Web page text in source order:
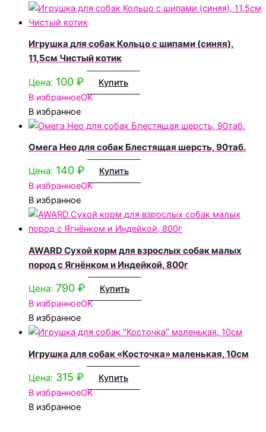
Игрушка для собак Кольцо с шипами (синяя),
11,5см Чистый котик
Цена: 100 ₽
Купить
В избранноеOK
В избранное
Омега Нео для собак Блестящая шерсть, 90таб.
Цена: 140 ₽
Купить
В избранноеOK
В избранное
AWARD Сухой корм для взрослых собак малых
пород с Ягнёнком и Индейкой, 800г
Цена: 790 ₽
Купить
В избранноеOK
В избранное
Игрушка для собак «Косточка» маленькая, 10см
Цена: 315 ₽
Купить
В избранноеOK
В избранное